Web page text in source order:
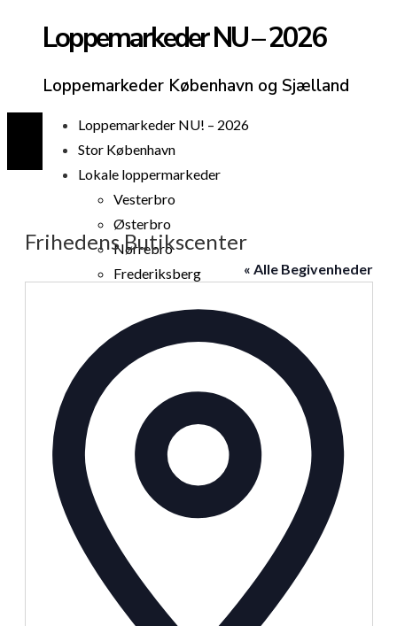
Loppemarkeder NU – 2026
Loppemarkeder København og Sjælland
Loppemarkeder NU! – 2026
Stor København
Lokale loppermarkeder
Vesterbro
Østerbro
Nørrebro
Frederiksberg
Københavns omegn
Sjælland
Loppemarked i dag
Julemarkeder 2026
Dit loppemarked
Frihedens Butikscenter
« Alle Begivenheder